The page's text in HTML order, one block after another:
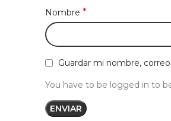
Nombre *
Guardar mi nombre,
You have to be logged in to